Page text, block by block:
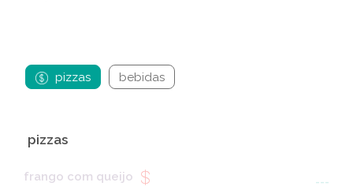
pizzas bebidas
pizzas
frango com queijo
---